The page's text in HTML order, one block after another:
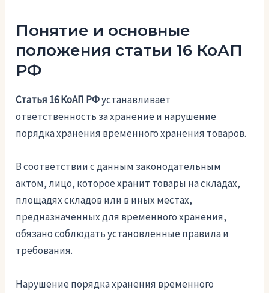
Понятие и основные
положения статьи 16 КоАП
РФ
Статья 16 КоАП РФустанавливает
ответственность за хранение и нарушение
порядка хранения временного хранения товаров.
В соответствии с данным законодательным
актом, лицо, которое хранит товары на складах,
площадях складов или в иных местах,
предназначенных для временного хранения,
обязано соблюдать установленные правила и
требования.
Нарушение порядка хранения временного